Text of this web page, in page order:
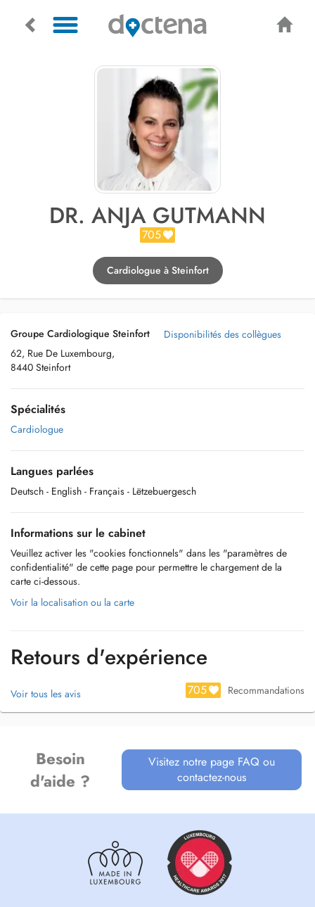
DR. ANJA GUTMANN
705
Cardiologue à Steinfort
Groupe Cardiologique Steinfort
62, Rue De Luxembourg,
8440 Steinfort
Disponibilités des collègues
Spécialités
Cardiologue
Langues parlées
Deutsch - English - Français - Lëtzebuergesch
Informations sur le cabinet
Veuillez activer les "cookies fonctionnels" dans les "paramètres de
confidentialité" de cette page pour permettre le chargement de la
carte ci-dessous.
Voir la localisation ou la carte
Retours d'expérience
Voir tous les avis 705 Recommandations
Besoin
d'aide ?
Visitez notre page FAQ ou
contactez-nous